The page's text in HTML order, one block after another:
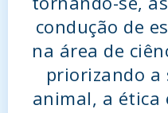
condução de
na área de
priorizando a
animal, a ética